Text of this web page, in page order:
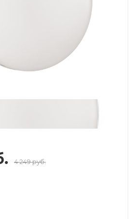
4 249 руб.